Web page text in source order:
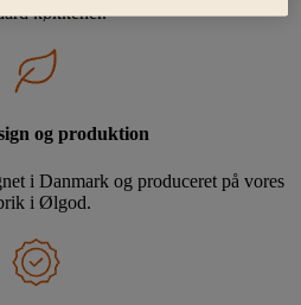
køkkener.
og produktion
i Danmark og produceret på vores
i Ølgod.